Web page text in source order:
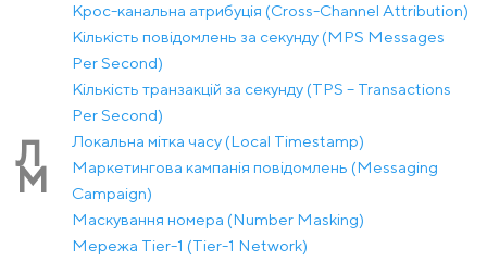
Крос-канальна атрибуція (Cross-Channel Attribution)
Кількість повідомлень за секунду (MPS Messages
Per Second)
Кількість транзакцій за секунду (TPS – Transactions
Per Second)
Л Локальна мітка часу (Local Timestamp)
М
Маркетингова кампанія повідомлень (Messaging
Campaign)
Маскування номера (Number Masking)
Мережа Tier-1 (Tier-1 Network)